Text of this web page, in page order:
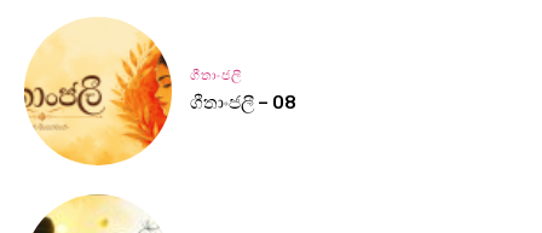
ගීතාංජලී
ගීතාංජලී – 08